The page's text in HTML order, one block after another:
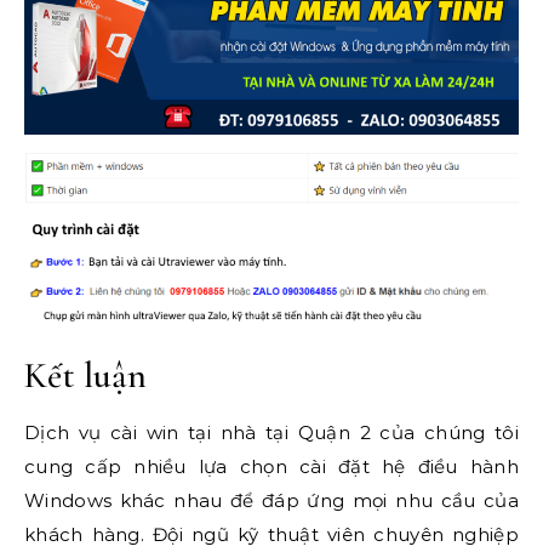
Kết luận
Dịch vụ cài win tại nhà tại Quận 2 của chúng tôi
cung cấp nhiều lựa chọn cài đặt hệ điều hành
Windows khác nhau để đáp ứng mọi nhu cầu của
khách hàng. Đội ngũ kỹ thuật viên chuyên nghiệp